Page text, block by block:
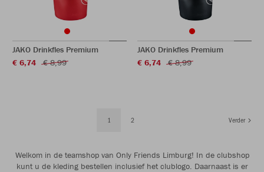
JAKO Drinkfles Premium
€ 6,74
€ 8,99
JAKO Drinkfles Premium
€ 6,74
€ 8,99
1 2 Verder
Welkom in de teamshop van Only Friends Limburg! In de clubshop
kunt u de kleding bestellen inclusief het clublogo. Daarnaast is er